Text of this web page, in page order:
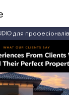
для